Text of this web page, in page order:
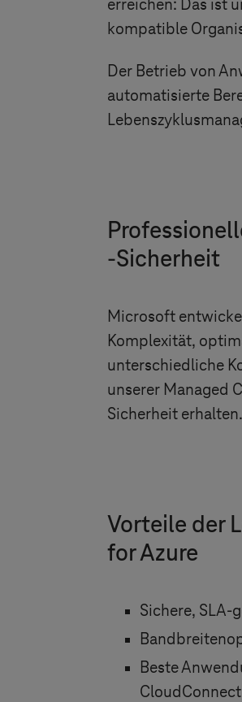
erreichen: Das ist
kompatible
Der Betrieb von
automatisierte
-Sicherheit
Microsoft
Komplexität,
unterschiedliche
unserer Managed
Sicherheit erhalten.
Vorteile der
for Azure
Sichere,
Beste